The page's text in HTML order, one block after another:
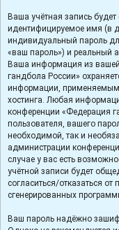
Ваша учётная запись
идентифицируемое имя (в
индивидуальный пароль
«ваш пароль») и реальный
Ваша информация из
гандбола России»
информации,
хостинга. Любая
конференции «Федерация
пользователя, вашего
необходимой, так и
администрации
случае у вас есть
учётной записи будет
согласиться/отказаться
сгенерированных
Ваш пароль надёжно